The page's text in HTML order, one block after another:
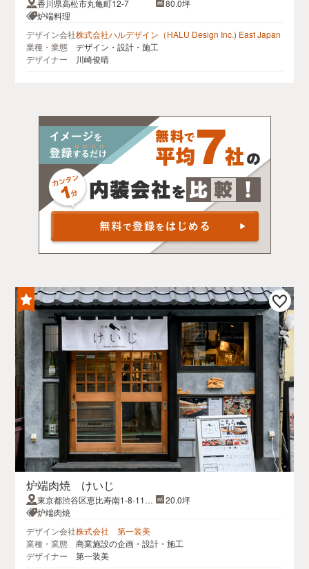
香川県高松市丸亀町12-7
80.0坪
炉端料理
デザイン会社株式会社ハルデザイン（HALU Design Inc.) East Japan
業種・業態
デザイン・設計・施工
デザイナー
川崎俊晴
炉端肉焼 けいじ
東京都渋谷区恵比寿南1-8-11恵
比寿南1-8-11タオスビル1〜4F
20.0坪
炉端肉焼
デザイン会社株式会社 第一装美
業種・業態
商業施設の企画・設計・施工
デザイナー
第一装美